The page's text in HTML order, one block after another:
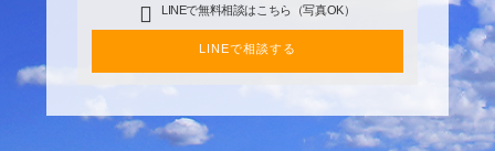
LINEで無料相談はこちら（写真OK）
LINEで相談する